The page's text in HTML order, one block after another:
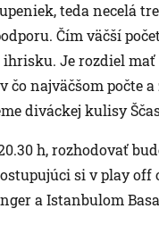
teda necelá
Čím väčší
Je rozdiel
čo najväčšom počte
diváckej kulisy
h, rozhodovať
si v play off
a Istanbulom